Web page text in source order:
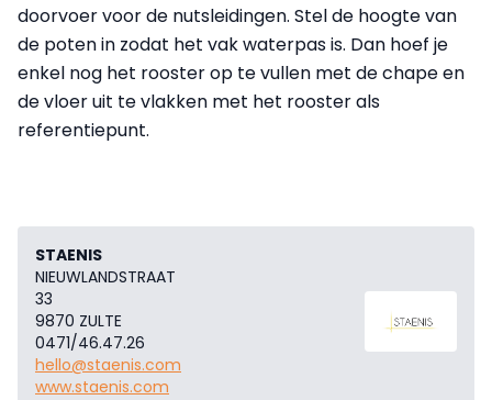
doorvoer voor de nutsleidingen. Stel de hoogte van
de poten in zodat het vak waterpas is. Dan hoef je
enkel nog het rooster op te vullen met de chape en
de vloer uit te vlakken met het rooster als
referentiepunt.
STAENIS
NIEUWLANDSTRAAT
33
9870 ZULTE
0471/46.47.26
hello@staenis.com
www.staenis.com